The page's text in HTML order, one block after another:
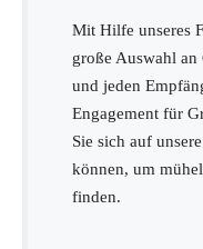
Mit Hilfe unseres
große Auswahl an
und jeden
Engagement für
Sie sich auf
können, um
finden.